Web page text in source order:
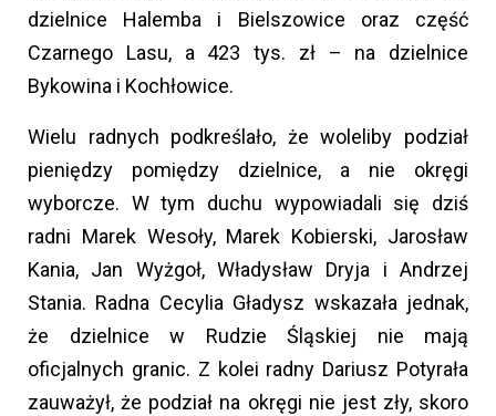
dzielnice Halemba i Bielszowice oraz część
Czarnego Lasu, a 423 tys. zł – na dzielnice
Bykowina i Kochłowice.
Wielu radnych podkreślało, że woleliby podział
pieniędzy pomiędzy dzielnice, a nie okręgi
wyborcze. W tym duchu wypowiadali się dziś
radni Marek Wesoły, Marek Kobierski, Jarosław
Kania, Jan Wyżgoł, Władysław Dryja i Andrzej
Stania. Radna Cecylia Gładysz wskazała jednak,
że dzielnice w Rudzie Śląskiej nie mają
oficjalnych granic. Z kolei radny Dariusz Potyrała
zauważył, że podział na okręgi nie jest zły, skoro